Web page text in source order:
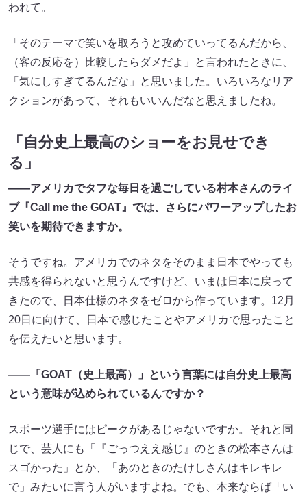
われて。
「そのテーマで笑いを取ろうと攻めていってるんだから、
（客の反応を）比較したらダメだよ」と言われたときに、
「気にしすぎてるんだな」と思いました。いろいろなリア
クションがあって、それもいいんだなと思えましたね。
「自分史上最高のショーをお見せでき
る」
――アメリカでタフな毎日を過ごしている村本さんのライ
ブ『Call me the GOAT』では、さらにパワーアップしたお
笑いを期待できますか。
そうですね。アメリカでのネタをそのまま日本でやっても
共感を得られないと思うんですけど、いまは日本に戻って
きたので、日本仕様のネタをゼロから作っています。12月
20日に向けて、日本で感じたことやアメリカで思ったこと
を伝えたいと思います。
――「GOAT（史上最高）」という言葉には自分史上最高
という意味が込められているんですか？
スポーツ選手にはピークがあるじゃないですか。それと同
じで、芸人にも「『ごっつええ感じ』のときの松本さんは
スゴかった」とか、「あのときのたけしさんはキレキレ
で」みたいに言う人がいますよね。でも、本来ならば「い